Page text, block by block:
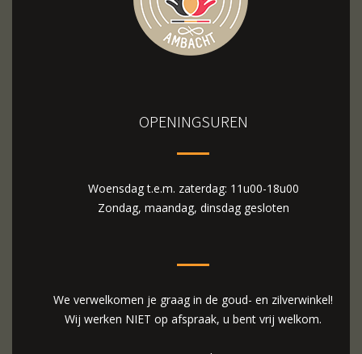
OPENINGSUREN
Woensdag t.e.m. zaterdag: 11u00-18u00
Zondag, maandag, dinsdag gesloten
We verwelkomen je graag in de goud- en zilverwinkel!
Wij werken NIET op afspraak, u bent vrij welkom.